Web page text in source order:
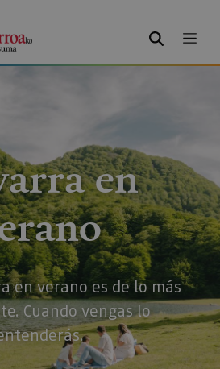
BUSCAR
en
en verano es de lo más
Cuando vengas lo